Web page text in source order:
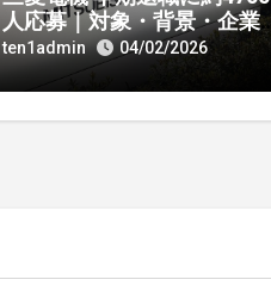
人応募｜対象・背景・企業
の狙いを徹底解説
ten1admin 04/02/2026